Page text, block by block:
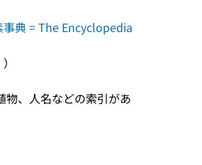
事典 = The Encyclopedia
、人名などの索引があ